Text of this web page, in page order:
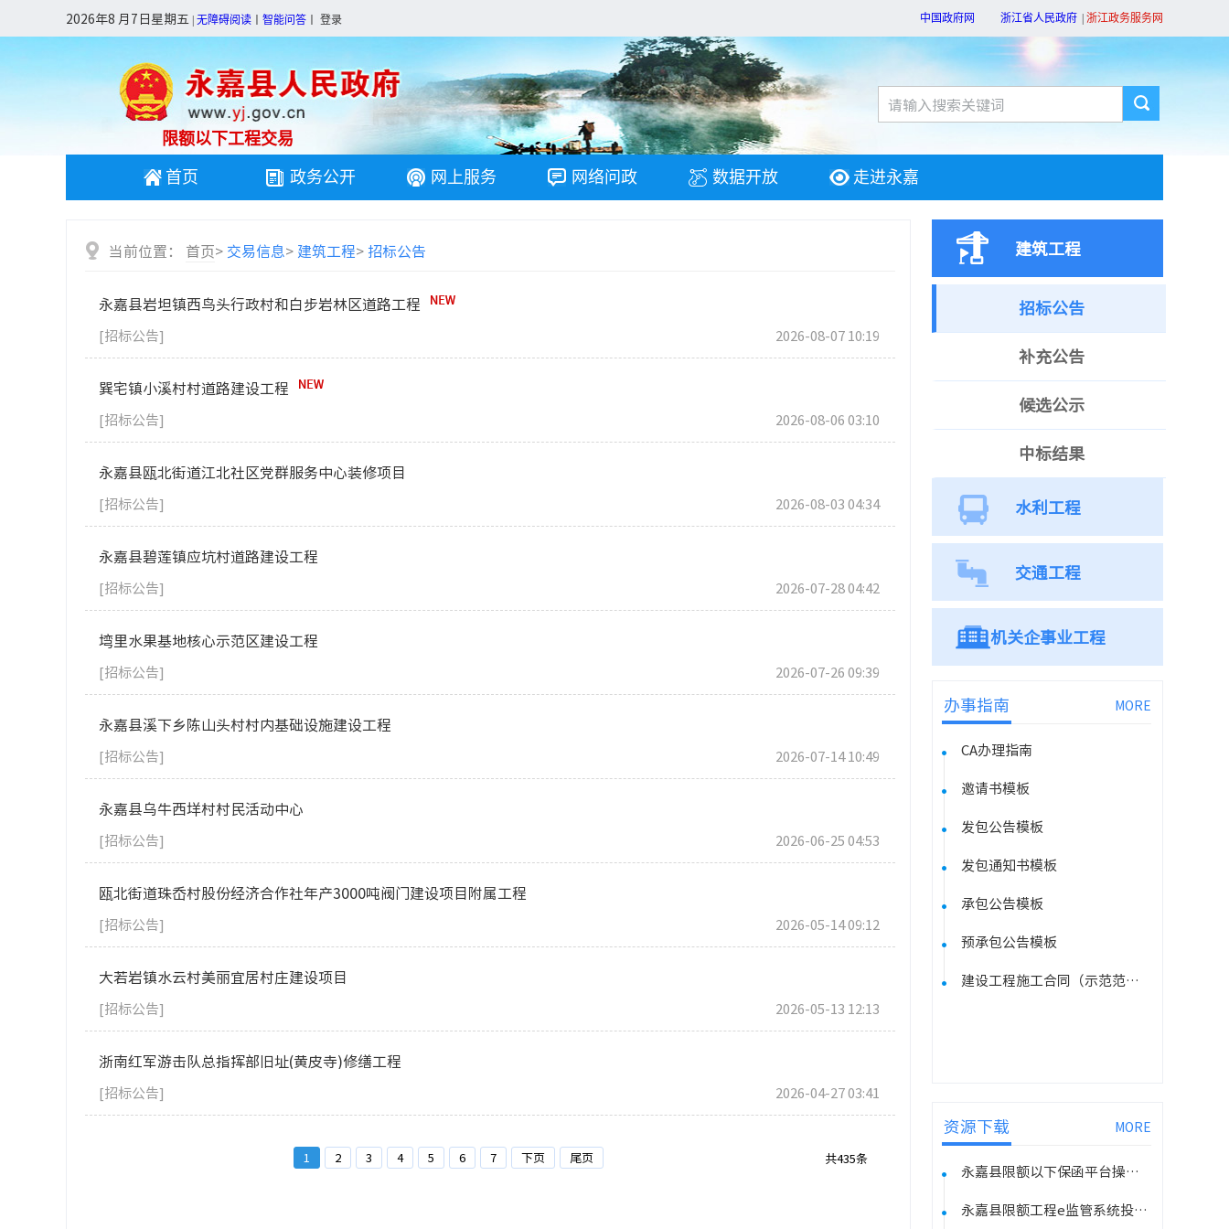
2026年8 月7日星期五 无障碍阅读 智能问答 登录 中国政府网 浙江省人民政府 浙江政务服务网
限额以下工程交易
首页 政务公开 网上服务 网络问政 数据开放 走进永嘉
当前位置： 首页> 交易信息> 建筑工程>招标公告
永嘉县岩坦镇西鸟头行政村和白步岩林区道路工程
[招标公告] 2026-08-07 10:19
巽宅镇小溪村村道路建设工程
[招标公告] 2026-08-06 03:10
永嘉县瓯北街道江北社区党群服务中心装修项目
[招标公告] 2026-08-03 04:34
永嘉县碧莲镇应坑村道路建设工程
[招标公告] 2026-07-28 04:42
塆里水果基地核心示范区建设工程
[招标公告] 2026-07-26 09:39
永嘉县溪下乡陈山头村村内基础设施建设工程
[招标公告] 2026-07-14 10:49
永嘉县乌牛西垟村村民活动中心
[招标公告] 2026-06-25 04:53
瓯北街道珠岙村股份经济合作社年产3000吨阀门建设项目附属工程
[招标公告] 2026-05-14 09:12
大若岩镇水云村美丽宜居村庄建设项目
[招标公告] 2026-05-13 12:13
浙南红军游击队总指挥部旧址(黄皮寺)修缮工程
[招标公告] 2026-04-27 03:41
1 2 3 4 5 6 7 下页 尾页 共435条
建筑工程
招标公告
补充公告
候选公示
中标结果
水利工程
交通工程
机关企事业工程
办事指南 MORE
CA办理指南
邀请书模板
发包公告模板
发包通知书模板
承包公告模板
预承包公告模板
建设工程施工合同（示范范本）
资源下载 MORE
永嘉县限额以下保函平台操作手册
永嘉县限额工程e监管系统投标单位操作手册